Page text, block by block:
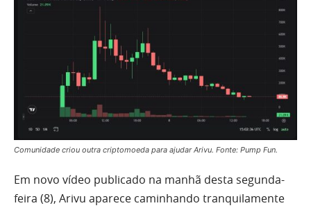
Comunidade criou outra criptomoeda para ajudar Arivu. Fonte: Pump Fun.
Em novo vídeo publicado na manhã desta segunda-
feira (8), Arivu aparece caminhando tranquilamente